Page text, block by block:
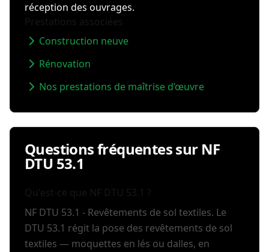
réception des ouvrages.
Construction neuve
Rénovation
Nos prestations de maîtrise d’œuvre
Questions fréquentes sur NF
DTU 53.1
NF DTU 53.1 - Revêtements de sol textiles. Le
DTU 53.1 régit la pose des revêtements de sol
textiles — moquettes en lés ou dalles, en